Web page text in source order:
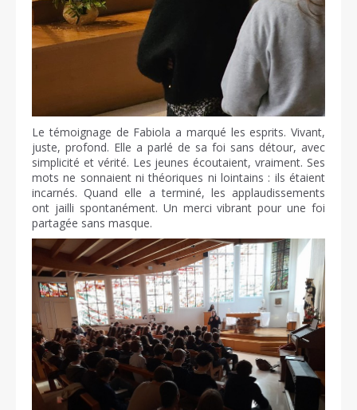
Le témoignage de Fabiola a marqué les esprits. Vivant,
juste, profond. Elle a parlé de sa foi sans détour, avec
simplicité et vérité. Les jeunes écoutaient, vraiment. Ses
mots ne sonnaient ni théoriques ni lointains : ils étaient
incarnés. Quand elle a terminé, les applaudissements
ont jailli spontanément. Un merci vibrant pour une foi
partagée sans masque.